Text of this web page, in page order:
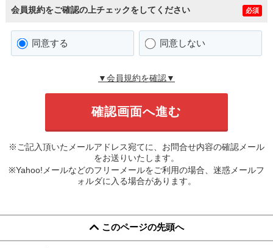
会員規約をご確認の上チェックをしてください 必須
同意する 同意しない
▼会員規約を確認▼
※ご記入頂いたメールアドレス宛てに、お問合せ内容の確認メール
をお送りいたします。
※Yahoo!メールなどのフリーメールをご利用の場合、迷惑メールフ
ォルダに入る場合があります。
このページの先頭へ